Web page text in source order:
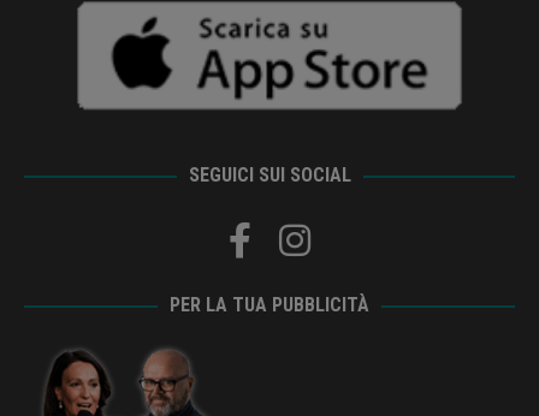
SEGUICI SUI SOCIAL
PER LA TUA PUBBLICITÀ